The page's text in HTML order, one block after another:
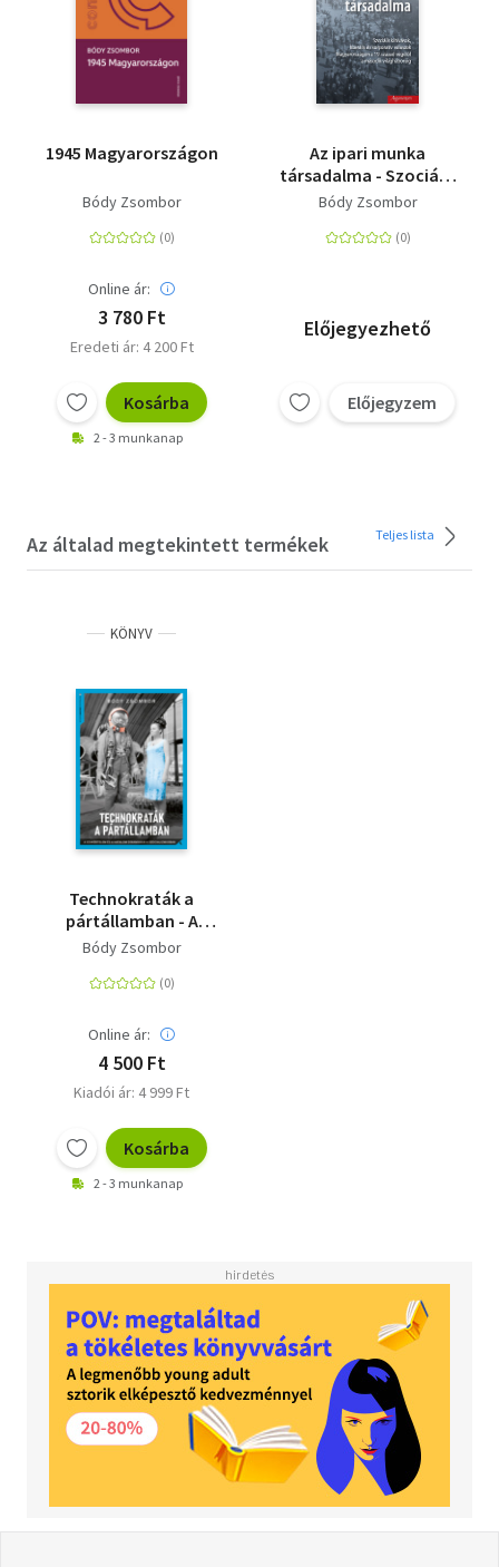
1945 Magyarországon
Bódy Zsombor
Online ár:
3 780 Ft
Eredeti ár: 4 200 Ft
Kosárba
2 - 3 munkanap
Az ipari munka
társadalma - Szociális
kihívások, liberális és
Magyarországon a 19.
Bódy Zsombor
Előjegyezhető
Előjegyzem
Az általad megtekintett termékek Teljes lista
KÖNYV
Technokraták a
pártállamban - A
szakértelem és a
szocializmusban
Bódy Zsombor
Online ár:
4 500 Ft
Kiadói ár: 4 999 Ft
Kosárba
2 - 3 munkanap